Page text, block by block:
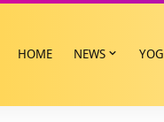
HOME NEWS